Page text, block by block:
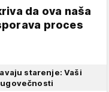
da ova naša
proces
starenje: Vaši